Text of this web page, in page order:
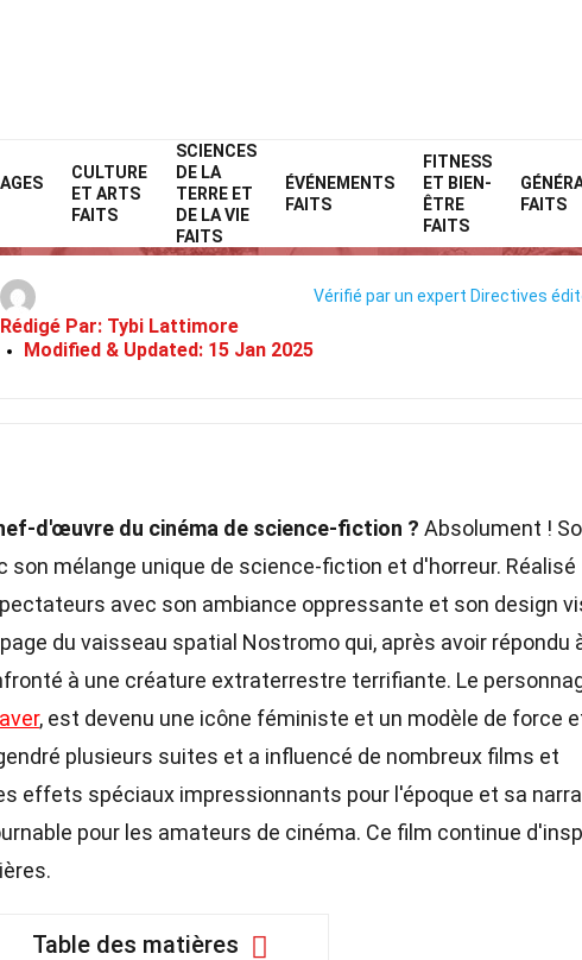
CULTURE
ET ARTS
FAITS
SCIENCES
DE LA
TERRE ET
DE LA VIE
FAITS
ÉVÉNEMENTS
FAITS
FITNESS
ET BIEN-
ÊTRE
FAITS
FAITS
Home
39 Faits Sur Alien (Film)
Rédigé Par: Tybi Lattimore
Modified & Updated: 15 Jan 2025
Vérifié par un expert Directives
d'œuvre du cinéma de science-fiction ? Absolument !
son mélange unique de science-fiction et d'horreur. Réalisé
avec son ambiance oppressante et son design
du vaisseau spatial Nostromo qui, après avoir répondu
à une créature extraterrestre terrifiante. Le
, est devenu une icône féministe et un modèle de force
plusieurs suites et a influencé de nombreux films et
effets spéciaux impressionnants pour l'époque et sa
pour les amateurs de cinéma. Ce film continue
Table des matières